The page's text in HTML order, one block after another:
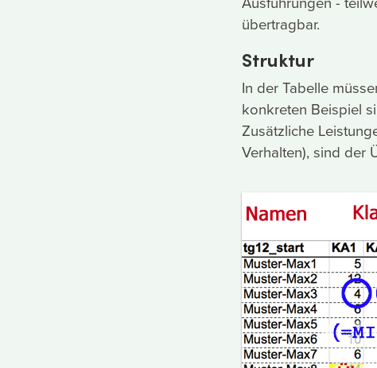
übertragbar.
Struktur
In der Tabelle
konkreten Beispiel
Zusätzliche
Verhalten), sind der